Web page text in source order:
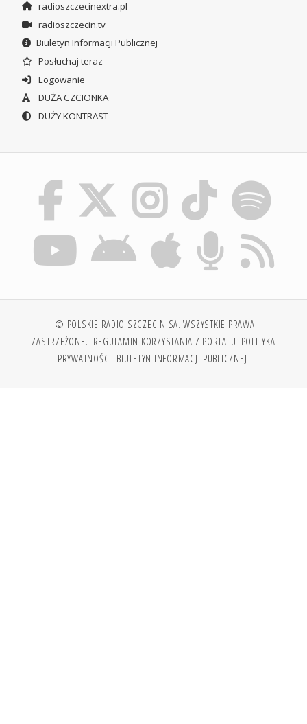
radioszczecinextra.pl
radioszczecin.tv
Biuletyn Informacji Publicznej
Posłuchaj teraz
Logowanie
DUŻA CZCIONKA
DUŻY KONTRAST
© POLSKIE RADIO SZCZECIN SA. WSZYSTKIE PRAWA
ZASTRZEŻONE. REGULAMIN KORZYSTANIA Z PORTALU POLITYKA
PRYWATNOŚCI BIULETYN INFORMACJI PUBLICZNEJ